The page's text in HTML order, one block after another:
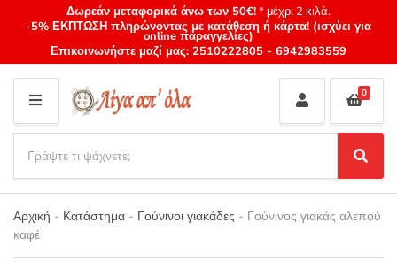
Δωρεάν μεταφορικά άνω των 50€!* μέχρι 2 κιλά.
-5% ΕΚΠΤΩΣΗ πληρώνοντας με κατάθεση ή κάρτα! (ισχύει για
online παραγγελίες)
Επικοινωνήστε μαζί μας: 2510222805 - 6942983559
M
E
N
U
Category
name
a
r
c
h
p
S
e
a
r
0
Αρχική - Κατάστημα - Γούνινοι γιακάδες - Γούνινος γιακάς αλεπού
καφέ